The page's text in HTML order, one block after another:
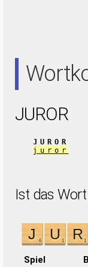
JUROR
JUROR
juror
Ist das
Spiel